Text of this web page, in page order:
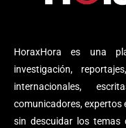
HoraxHora es una
investigación,
internacionales,
comunicadores, expertos
sin descuidar los temas